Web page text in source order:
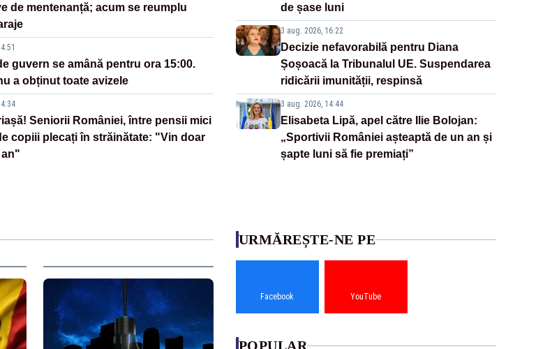
de mentenanță; acum se reumplu
guvern se amână pentru ora 15:00.
a obținut toate avizele
Seniorii României, între pensii mici
copiii plecați în străinătate: "Vin doar
an"
de șase luni
3 aug. 2026, 16:22
Decizie nefavorabilă pentru Diana
Șoșoacă la Tribunalul UE. Suspendarea
ridicării imunității, respinsă
3 aug. 2026, 14:44
Elisabeta Lipă, apel către Ilie Bolojan:
„Sportivii României așteaptă de un an și
șapte luni să fie premiați”
URMĂREȘTE-NE PE
Facebook YouTube
POPULAR